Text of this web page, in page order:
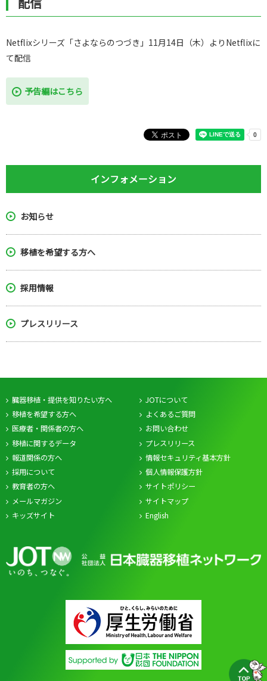
Netflixシリーズ「さよならのつづき」11月14日（木）よりNetflixに
て配信
予告編はこちら
インフォメーション
お知らせ
移植を希望する方へ
採用情報
プレスリリース
臓器移植・提供を知りたい方へ
移植を希望する方へ
医療者・関係者の方へ
移植に関するデータ
JOTについて
よくあるご質問
お問い合わせ
プレスリリース
報道関係の方へ
採用について
教育者の方へ
メールマガジン
キッズサイト
情報セキュリティ基本方針
個人情報保護方針
サイトポリシー
サイトマップ
English